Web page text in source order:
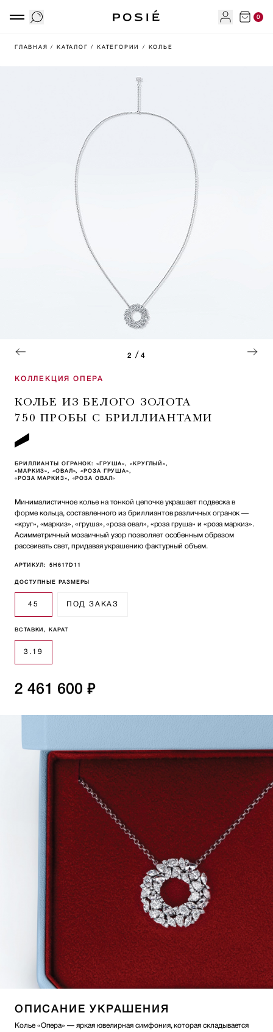
0
ГЛАВНАЯ/ КАТАЛОГ/ КАТЕГОРИИ/ КОЛЬЕ
2 / 4
КОЛЛЕКЦИЯ ОПЕРА
КОЛЬЕ ИЗ БЕЛОГО ЗОЛОТА
750 ПРОБЫ С БРИЛЛИАНТАМИ
БРИЛЛИАНТЫ ОГРАНОК: «ГРУША», «КРУГЛЫЙ»,
«МАРКИЗ», «ОВАЛ», «РОЗА ГРУША»,
«РОЗА МАРКИЗ», «РОЗА ОВАЛ»
Минималистичное колье на тонкой цепочке украшает подвеска в
форме кольца, составленного из бриллиантов различных огранок —
«круг», «маркиз», «груша», «роза овал», «роза груша» и «роза маркиз».
Асимметричный мозаичный узор позволяет особенным образом
рассеивать свет, придавая украшению фактурный объем.
АРТИКУЛ: 5H617D11
ДОСТУПНЫЕ РАЗМЕРЫ
45 ПОД ЗАКАЗ
ВСТАВКИ, КАРАТ
3.19
2 461 600 ₽
ОПИСАНИЕ УКРАШЕНИЯ
Колье «Опера» — яркая ювелирная симфония, которая складывается